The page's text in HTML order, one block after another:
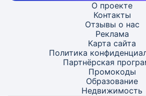
О проекте
Контакты
Отзывы о нас
Реклама
Карта сайта
Политика
Партнёрская
Промокоды
Образование
Недвижимость